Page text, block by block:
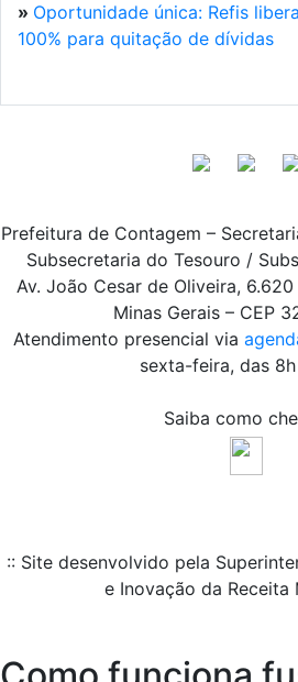
» Oportunidade única: Refis
100% para quitação de dívidas
Prefeitura de Contagem –
Subsecretaria do Tesouro /
Av. João Cesar de Oliveira,
Minas Gerais – CEP
Atendimento presencial via
sexta-feira, das 8h
Saiba como
:: Site desenvolvido pela
e Inovação da Receita